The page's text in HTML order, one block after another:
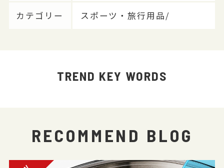
カテゴリー スポーツ・旅行用品/
TREND KEY WORDS
RECOMMEND BLOG